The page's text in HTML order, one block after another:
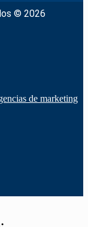
© 2026
de marketing